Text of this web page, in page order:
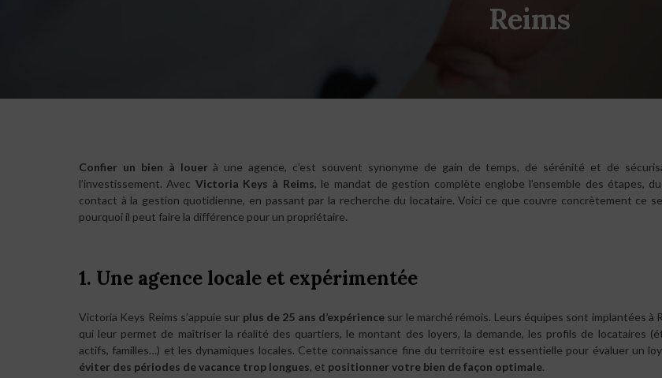
Reims
Confier un bien à louerà une agence, c’est souvent synonyme de gain de temps, de sérénité et de
l’investissement. Avec Victoria Keys à Reims, le mandat de gestion complète englobe l’ensemble des étapes,
contact à la gestion quotidienne, en passant par la recherche du locataire. Voici ce que couvre concrètement ce
pourquoi il peut faire la différence pour un propriétaire.
1. Une agence locale et expérimentée
Victoria Keys Reims s’appuie sur plus de 25 ans d’expérience sur le marché rémois. Leurs équipes sont implantées à
qui leur permet de maîtriser la réalité des quartiers, le montant des loyers, la demande, les profils de locataires
actifs, familles…) et les dynamiques locales. Cette connaissance fine du territoire est essentielle pour évaluer un
éviter des périodes de vacance trop longues, et positionner votre bien de façon optimale.